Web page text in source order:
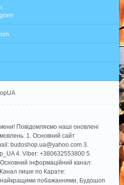
Повідомляємо наші оновлені
1. Основний сайт
budoshop.ua@​yahoo.com 3.
4. Viber: +380632553800 5.
інформаційний канал:
лише по Карате:
найкращими побажаннями, Будошоп